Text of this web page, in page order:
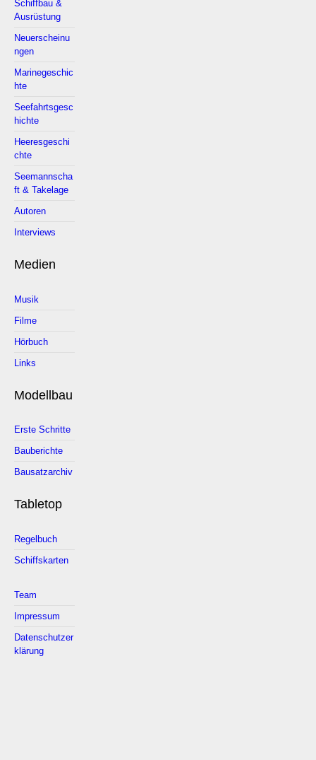
Schiffbau &
Ausrüstung
Neuerscheinu
ngen
Marinegeschic
hte
Seefahrtsgesc
hichte
Heeresgeschi
chte
Seemannscha
ft & Takelage
Autoren
Interviews
Medien
Musik
Filme
Hörbuch
Links
Modellbau
Erste Schritte
Bauberichte
Bausatzarchiv
Tabletop
Regelbuch
Schiffskarten
Team
Impressum
Datenschutzer
klärung